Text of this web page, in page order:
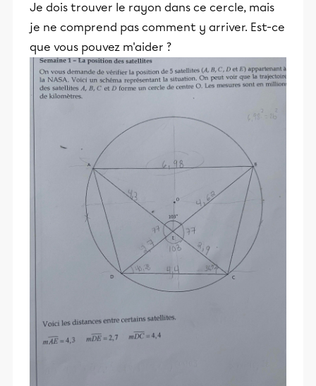
Je dois trouver le rayon dans ce cercle, mais
je ne comprend pas comment y arriver. Est-ce
que vous pouvez m'aider ?